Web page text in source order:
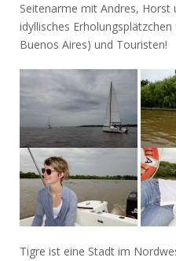
Seitenarme mit Andres, Horst
idyllisches
Buenos Aires) und Touristen!
Tigre ist eine Stadt im